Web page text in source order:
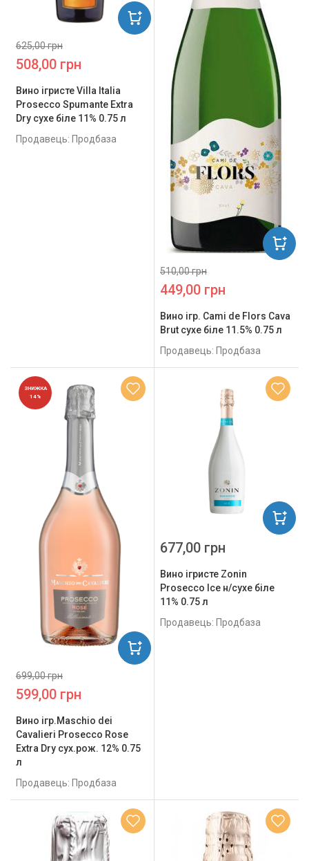
Вино ігристе Villa Italia
Prosecco Spumante Extra
Dry сухе біле 11% 0.75 л
Продавець: Продбаза
625,00 грн
508,00 грн
Вино ігр. Cami de Flors Cava
Brut сухе біле 11.5% 0.75 л
Продавець: Продбаза
510,00 грн
449,00 грн
ЗНИЖКА
14%
Вино ігр.Maschio dei
Cavalieri Prosecco Rose
Extra Dry сух.рож. 12% 0.75
л
Продавець: Продбаза
699,00 грн
599,00 грн
Вино ігристе Zonin
Prosecco Ice н/сухе біле
11% 0.75 л
Продавець: Продбаза
677,00 грн